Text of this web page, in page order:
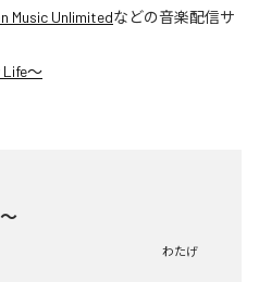
Music Unlimitedなどの音楽配信サ
Life～
わたげ